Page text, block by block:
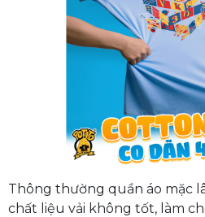
Thông thường quần áo mặc
chất liệu vải không tốt, làm